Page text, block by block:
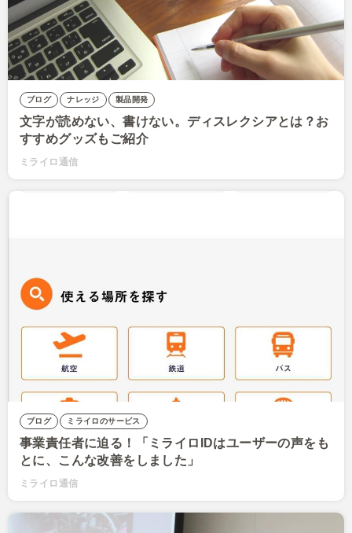
ブログ ナレッジ 製品開発
文字が読めない、書けない。ディスレクシアとは？お
すすめグッズもご紹介
ミライロ通信
ブログ ミライロのサービス
事業責任者に迫る！「ミライロIDはユーザーの声をも
とに、こんな改善をしました」
ミライロ通信